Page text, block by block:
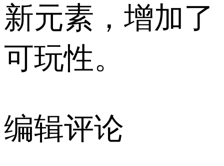
新元素，增加了
可玩性。
编辑评论